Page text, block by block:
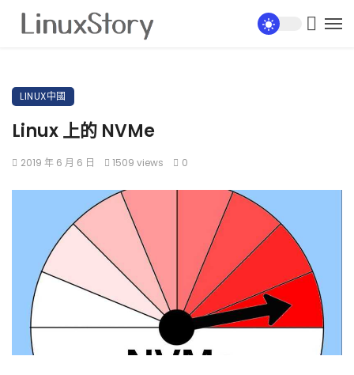
LINUX中國
Linux 上的 NVMe
2019 年 6 月 6 日 1509 views 0